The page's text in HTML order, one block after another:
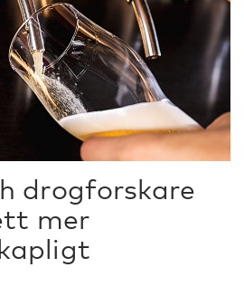
drogforskare
mer